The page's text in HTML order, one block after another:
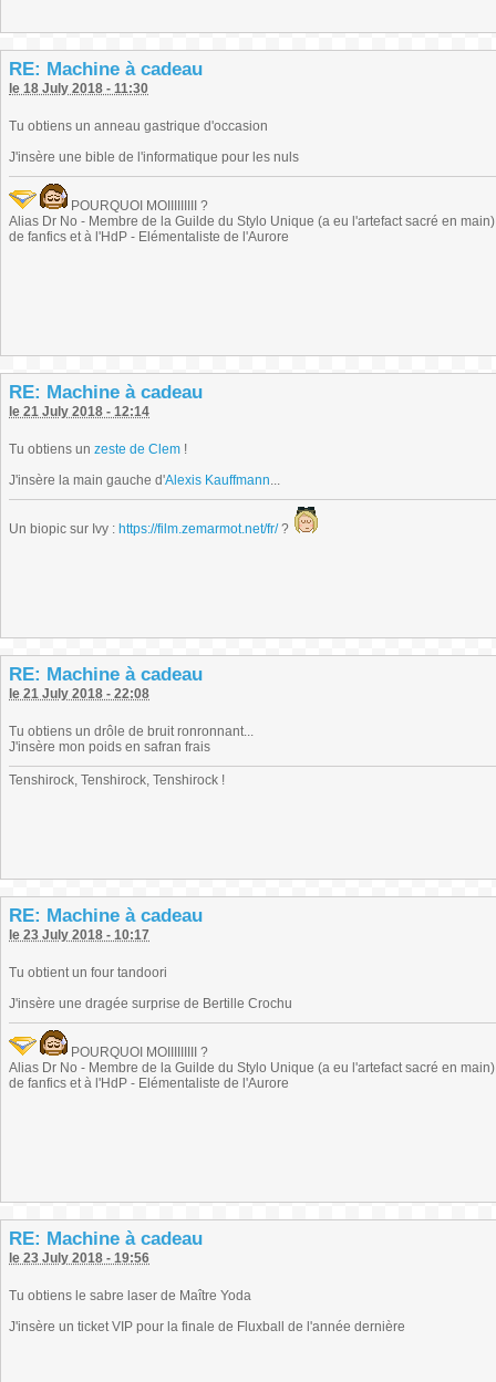
RE: Machine à cadeau
le 18 July 2018 - 11:30
Tu obtiens un anneau gastrique d'occasion
J'insère une bible de l'informatique pour les nuls
POURQUOI MOIIIIIIIII ?
Alias Dr No - Membre de la Guilde du Stylo Unique (a eu l'artefact sacré en
de fanfics et à l'HdP - Elémentaliste de l'Aurore
RE: Machine à cadeau
le 21 July 2018 - 12:14
Tu obtiens un zeste de Clem !
J'insère la main gauche d'Alexis Kauffmann...
Un biopic sur Ivy : https://film.zemarmot.net/fr/?
RE: Machine à cadeau
le 21 July 2018 - 22:08
Tu obtiens un drôle de bruit ronronnant...
J'insère mon poids en safran frais
Tenshirock, Tenshirock, Tenshirock !
RE: Machine à cadeau
le 23 July 2018 - 10:17
Tu obtient un four tandoori
J'insère une dragée surprise de Bertille Crochu
POURQUOI MOIIIIIIIII ?
Alias Dr No - Membre de la Guilde du Stylo Unique (a eu l'artefact sacré en
de fanfics et à l'HdP - Elémentaliste de l'Aurore
RE: Machine à cadeau
le 23 July 2018 - 19:56
Tu obtiens le sabre laser de Maître Yoda
J'insère un ticket VIP pour la finale de Fluxball de l'année dernière